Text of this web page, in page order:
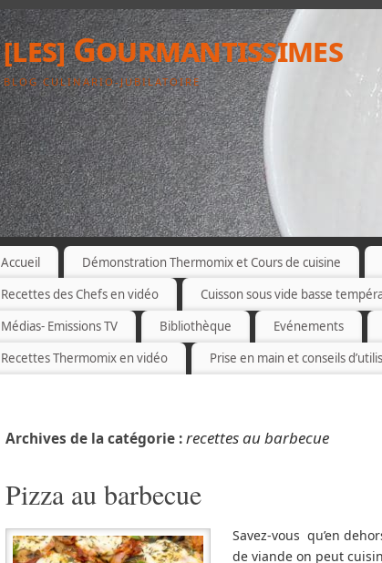
[les] Gourmantissimes
BLOG CULINARIO-JUBILATOIRE
Accueil Démonstration Thermomix et Cours de cuisine
Recettes des Chefs en vidéo
Cuisson sous vide basse
Médias- Emissions TV
Bibliothèque Evénements
Recettes Thermomix en vidéo
Prise en main et conseils
Archives de la catégorie :recettes au barbecue
Pizza au barbecue
Savez-vous qu’en
de viande on peut